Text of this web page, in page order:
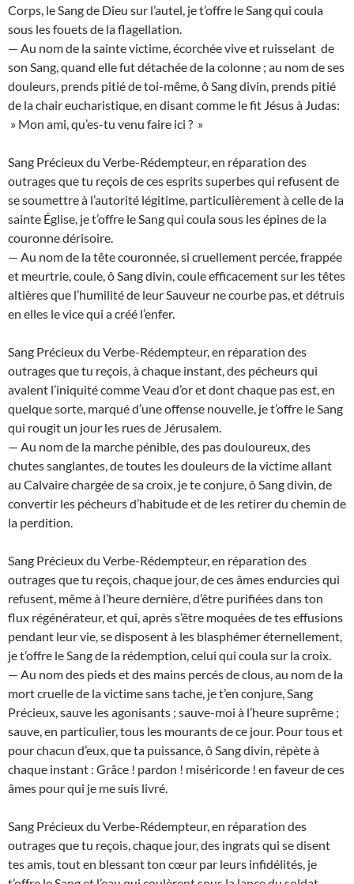
Corps, le Sang de Dieu sur l’autel, je t’offre le Sang qui coula
sous les fouets de la flagellation.
— Au nom de la sainte victime, écorchée vive et ruisselant de
son Sang, quand elle fut détachée de la colonne ; au nom de ses
douleurs, prends pitié de toi-même, ô Sang divin, prends pitié
de la chair eucharistique, en disant comme le fit Jésus à Judas:
» Mon ami, qu’es-tu venu faire ici ? »
Sang Précieux du Verbe-Rédempteur, en réparation des
outrages que tu reçois de ces esprits superbes qui refusent de
se soumettre à l’autorité légitime, particulièrement à celle de la
sainte Église, je t’offre le Sang qui coula sous les épines de la
couronne dérisoire.
— Au nom de la tête couronnée, si cruellement percée, frappée
et meurtrie, coule, ô Sang divin, coule efficacement sur les têtes
altières que l’humilité de leur Sauveur ne courbe pas, et détruis
en elles le vice qui a créé l’enfer.
Sang Précieux du Verbe-Rédempteur, en réparation des
outrages que tu reçois, à chaque instant, des pécheurs qui
avalent l’iniquité comme Veau d’or et dont chaque pas est, en
quelque sorte, marqué d’une offense nouvelle, je t’offre le Sang
qui rougit un jour les rues de Jérusalem.
— Au nom de la marche pénible, des pas douloureux, des
chutes sanglantes, de toutes les douleurs de la victime allant
au Calvaire chargée de sa croix, je te conjure, ô Sang divin, de
convertir les pécheurs d’habitude et de les retirer du chemin de
la perdition.
Sang Précieux du Verbe-Rédempteur, en réparation des
outrages que tu reçois, chaque jour, de ces âmes endurcies qui
refusent, même à l’heure dernière, d’être purifiées dans ton
flux régénérateur, et qui, après s’être moquées de tes effusions
pendant leur vie, se disposent à les blasphémer éternellement,
je t’offre le Sang de la rédemption, celui qui coula sur la croix.
— Au nom des pieds et des mains percés de clous, au nom de la
mort cruelle de la victime sans tache, je t’en conjure, Sang
Précieux, sauve les agonisants ; sauve-moi à l’heure suprême ;
sauve, en particulier, tous les mourants de ce jour. Pour tous et
pour chacun d’eux, que ta puissance, ô Sang divin, répète à
chaque instant : Grâce ! pardon ! miséricorde ! en faveur de ces
âmes pour qui je me suis livré.
Sang Précieux du Verbe-Rédempteur, en réparation des
outrages que tu reçois, chaque jour, des ingrats qui se disent
tes amis, tout en blessant ton cœur par leurs infidélités, je